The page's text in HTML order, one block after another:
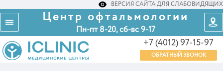
ВЕРСИЯ САЙТА ДЛЯ СЛАБОВИДЯЩИХ
Центр офтальмологии
Пн-пт 8-20, сб-вс 9-17
+7 (4012) 97-15-97
ОБРАТНЫЙ ЗВОНОК